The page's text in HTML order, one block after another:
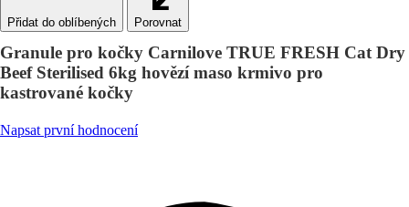
Porovnat
Granule pro kočky Carnilove TRUE FRESH Cat Dry
Beef Sterilised 6kg hovězí maso krmivo pro
kastrované kočky
Napsat první hodnocení